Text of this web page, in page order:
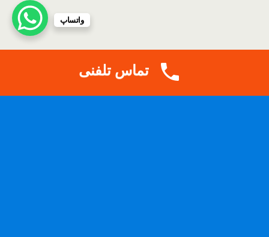
واتساپ
تماس تلفنی